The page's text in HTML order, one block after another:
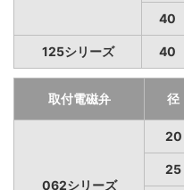
40
125シリーズ 40
取付電磁弁 径
062シリーズ
20
25